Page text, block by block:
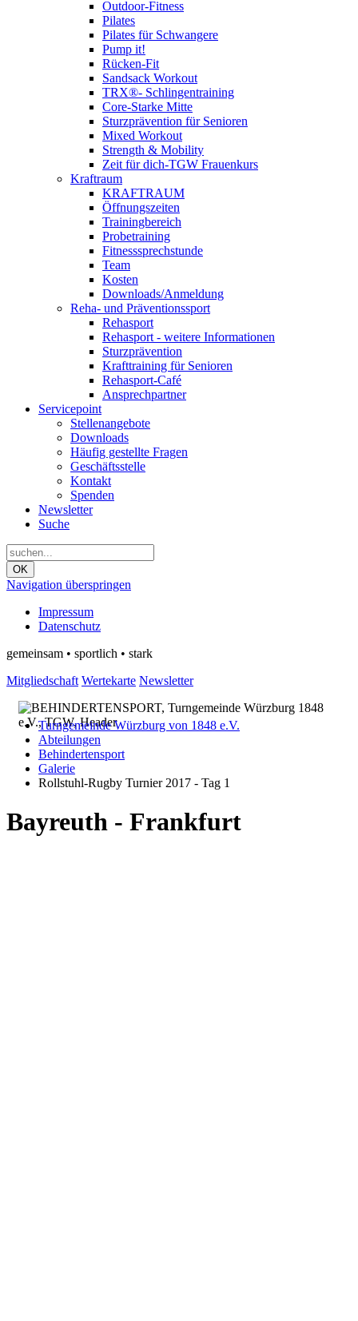
Outdoor-Fitness
Pilates
Pilates für Schwangere
Pump it!
Rücken-Fit
Sandsack Workout
TRX®- Schlingentraining
Core-Starke Mitte
Sturzprävention für Senioren
Mixed Workout
Strength & Mobility
Zeit für dich-TGW Frauenkurs
Kraftraum
KRAFTRAUM
Öffnungszeiten
Trainingbereich
Probetraining
Fitnesssprechstunde
Team
Kosten
Downloads/Anmeldung
Reha- und Präventionssport
Rehasport
Rehasport - weitere Informationen
Sturzprävention
Krafttraining für Senioren
Rehasport-Café
Ansprechpartner
Servicepoint
Stellenangebote
Downloads
Häufig gestellte Fragen
Geschäftsstelle
Kontakt
Spenden
Newsletter
Suche
OK
Navigation überspringen
Impressum
Datenschutz
gemeinsam • sportlich • stark
Mitgliedschaft Wertekarte Newsletter
Turngemeinde Würzburg von 1848 e.V.
Abteilungen
Behindertensport
Galerie
Rollstuhl-Rugby Turnier 2017 - Tag 1
Bayreuth - Frankfurt